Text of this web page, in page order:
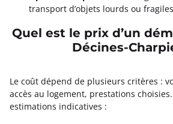
transport d’objets lourds ou fragiles
Quel est le prix d’un
Décines-
Le coût dépend de plusieurs critères :
accès au logement, prestations
estimations indicatives :